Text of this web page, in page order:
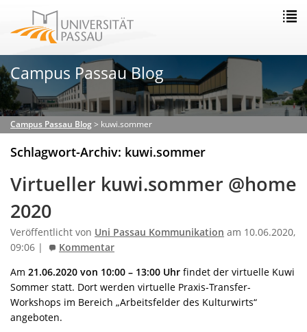
Campus Passau Blog
Campus Passau Blog> kuwi.sommer
Schlagwort-Archiv: kuwi.sommer
Virtueller kuwi.sommer @home
2020
Veröffentlicht von Uni Passau Kommunikation am 10.06.2020,
09:06 |
Kommentar
Am 21.06.2020 von 10:00 – 13:00 Uhr findet der virtuelle Kuwi
Sommer statt. Dort werden virtuelle Praxis-Transfer-
Workshops im Bereich „Arbeitsfelder des Kulturwirts“
angeboten.